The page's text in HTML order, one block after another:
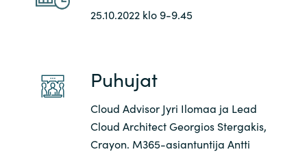
25.10.2022 klo 9-9.45
Puhujat
Cloud Advisor Jyri Ilomaa ja Lead
Cloud Architect Georgios Stergakis,
Crayon. M365-asiantuntija Antti